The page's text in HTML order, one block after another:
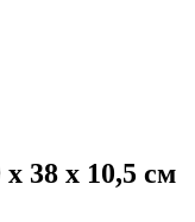
38 х 10,5 см